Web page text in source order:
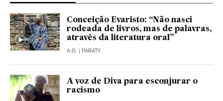
Conceição Evaristo: “Não nasci
rodeada de livros, mas de palavras,
através da literatura oral”
A.O. | PARATY
A voz de Diva para esconjurar o
racismo